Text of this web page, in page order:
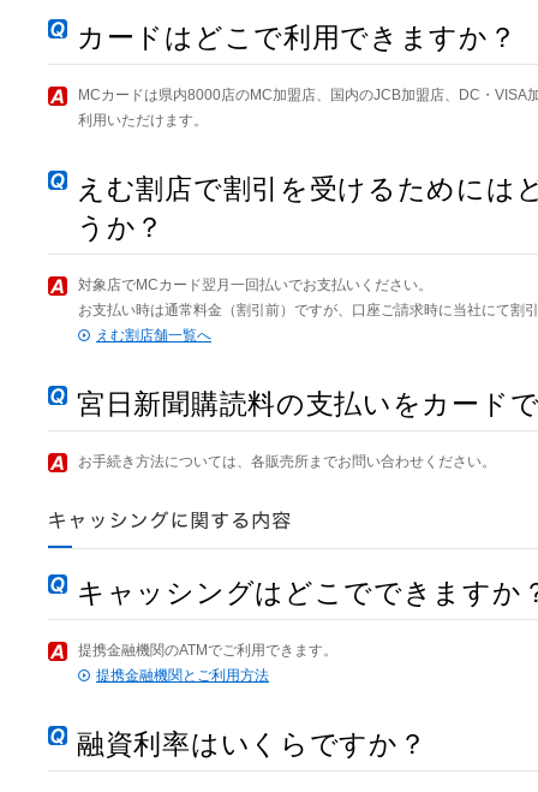
カードはどこで利用できますか？
MCカードは県内8000店のMC加盟店、国内のJCB加盟店、DC・VISA
利用いただけます。
えむ割店で割引を受けるためには
うか？
対象店でMCカード翌月一回払いでお支払いください。
お支払い時は通常料金（割引前）ですが、口座ご請求時に当社にて割
えむ割店舗一覧へ
宮日新聞購読料の支払いをカード
お手続き方法については、各販売所までお問い合わせください。
キャッシングはどこでできますか
提携金融機関のATMでご利用できます。
提携金融機関とご利用方法
融資利率はいくらですか？